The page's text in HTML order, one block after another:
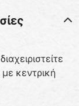
κεντρική